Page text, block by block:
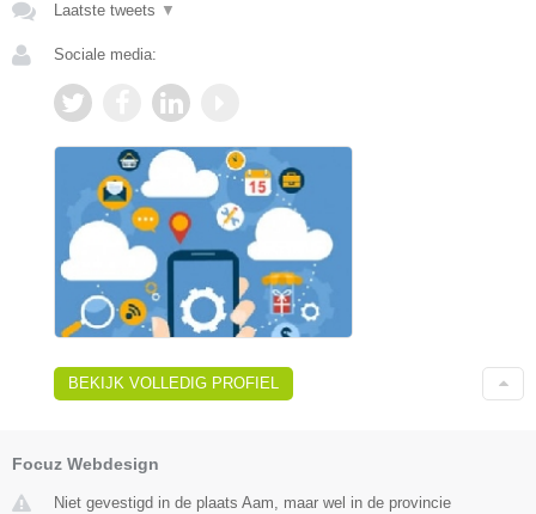
Laatste tweets ▼
Sociale media:
BEKIJK VOLLEDIG PROFIEL
Focuz Webdesign
Niet gevestigd in de plaats Aam, maar wel in de provincie